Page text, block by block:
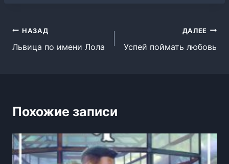
Навигация
по
НАЗАД
Львица по имени Лола
ДАЛЕЕ
Успей поймать любовь
Похожие записи